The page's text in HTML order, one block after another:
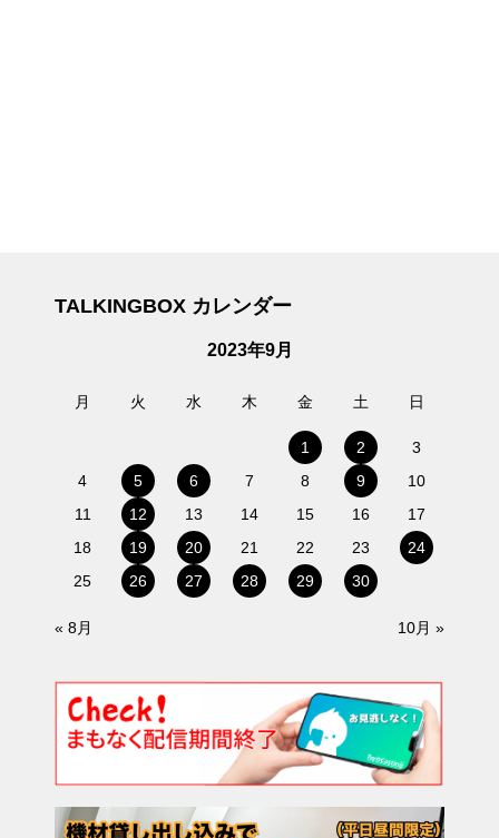
TALKINGBOX カレンダー
2023年9月
月 火 水 木 金 土 日
1 2
3
4
5 6 7 8 9
10
11
12 13 14 15 16
17
18
19 20 21 22 23
24
25
26 27 28 29 30
« 8月 10月 »